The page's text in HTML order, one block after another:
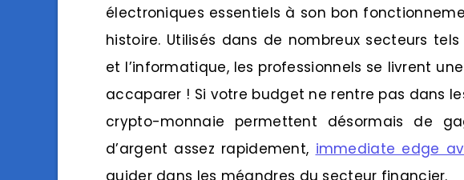
électroniques essentiels à son bon
histoire. Utilisés dans de nombreux secteurs
et l’informatique, les professionnels se livrent
accaparer ! Si votre budget ne rentre pas dans
crypto-monnaie permettent désormais de
d’argent assez rapidement, immediate edge
guider dans les méandres du secteur financier.